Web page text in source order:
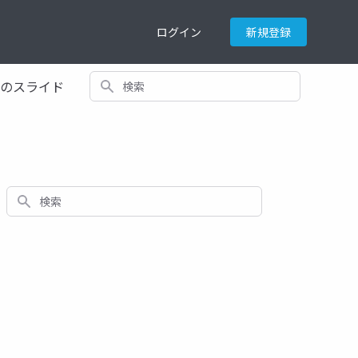
ログイン 新規登録
スライド 検索
検索